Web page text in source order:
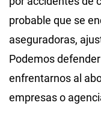
probable que se
aseguradoras,
Podemos
enfrentarnos al
empresas o